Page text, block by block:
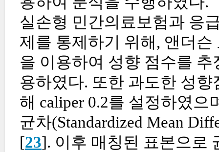
실손형 민간의료보험과 응
제를 통제하기 위해, 앤더
을 이용하여 성향 점수를 추
용하였다. 또한 과도한 성
해 caliper 0.2를 설정하였
균차(Standardized Mean
[23]. 이후 매칭된 표본으로